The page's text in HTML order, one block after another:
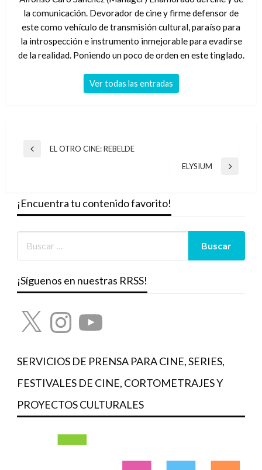
la comunicación. Devorador de cine y firme defensor de
este como vehículo de transmisión cultural, paraíso para
la introspección e instrumento inmejorable para evadirse
de la realidad. Poniendo un poco de orden en este tinglado.
Ver todas las entradas
Navegación
Entrada
EL OTRO CINE: REBELDE
Entrada
ELYSIUM
¡Encuentra tu contenido favorito!
¡Síguenos en nuestras RRSS!
X InstagramYouTube
SERVICIOS DE PRENSA PARA CINE, SERIES,
FESTIVALES DE CINE, CORTOMETRAJES Y
PROYECTOS CULTURALES